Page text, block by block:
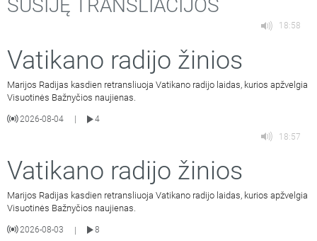
SUSIJĘ TRANSLIACIJOS
18:58
Vatikano radijo žinios
Marijos Radijas kasdien retransliuoja Vatikano radijo laidas, kurios apžvelgia
Visuotinės Bažnyčios naujienas.
2026-08-04
4
18:57
Vatikano radijo žinios
Marijos Radijas kasdien retransliuoja Vatikano radijo laidas, kurios apžvelgia
Visuotinės Bažnyčios naujienas.
2026-08-03 |
8